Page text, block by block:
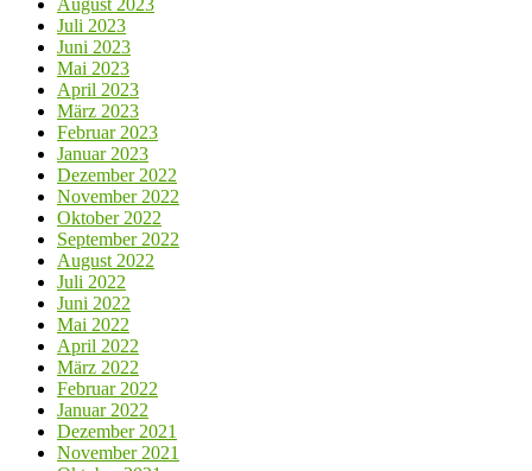
Juli 2023
Juni 2023
Mai 2023
April 2023
März 2023
Februar 2023
Januar 2023
Dezember 2022
November 2022
Oktober 2022
September 2022
August 2022
Juli 2022
Juni 2022
Mai 2022
April 2022
März 2022
Februar 2022
Januar 2022
Dezember 2021
November 2021